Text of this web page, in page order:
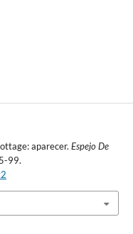
aparecer. Espejo De
99.